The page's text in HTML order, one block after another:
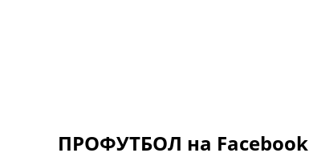
ПРОФУТБОЛ на Facebook